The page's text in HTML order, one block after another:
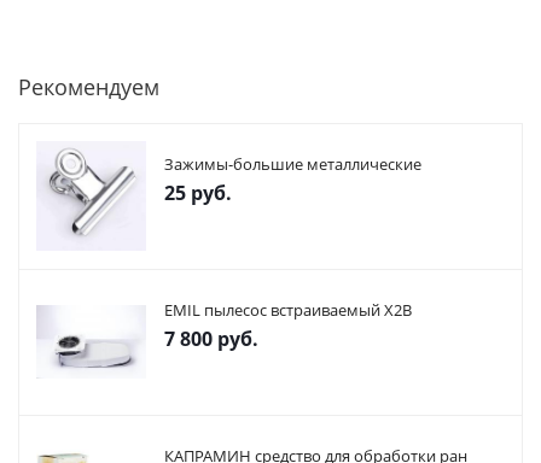
Рекомендуем
Зажимы-большие металлические
25 руб.
EMIL пылесос встраиваемый X2В
7 800 руб.
КАПРАМИН средство для обработки ран